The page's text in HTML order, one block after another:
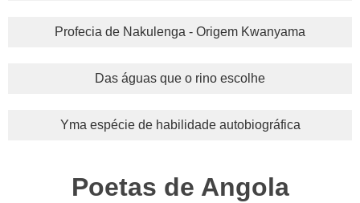
Profecia de Nakulenga - Origem Kwanyama
Das águas que o rino escolhe
Yma espécie de habilidade autobiográfica
Poetas de Angola